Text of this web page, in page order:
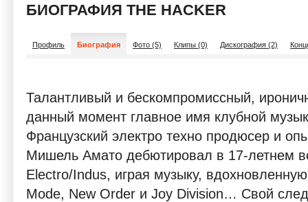
БИОГРАФИЯ THE HACKER
Профиль Биография Фото (5) Клипы (0) Дискография (2)
Талантливый и бескомпромиссный,
данный момент главное имя клубной
Французский электро техно продюсер и
Мишель Амато дебютировал в 17-летнем
Electro/Indus, играя музыку,
Mode, New Order и Joy Division… Свой